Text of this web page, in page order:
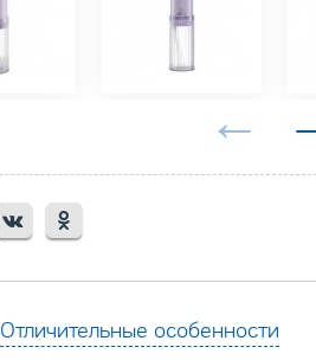
Отличительные особенности